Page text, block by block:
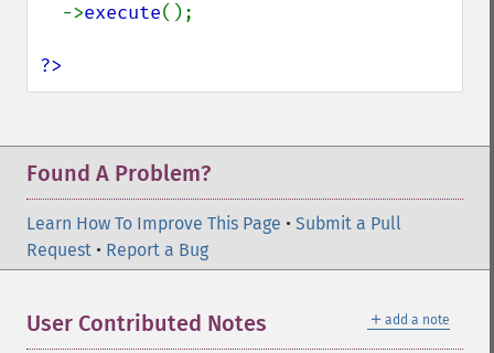
  ->
execute();
?>
Found A Problem?
Learn How To Improve This Page • Submit a Pull
Request • Report a Bug
＋ add a note
User Contributed Notes